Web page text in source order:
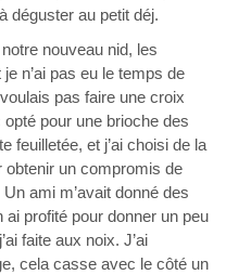
déguster au petit déj.
nouveau nid, les
n’ai pas eu le temps de
pas faire une croix
opté pour une brioche des
feuilletée, et j’ai choisi de la
obtenir un compromis de
ami m’avait donné des
ai profité pour donner un peu
faite aux noix. J’ai
cela casse avec le côté un